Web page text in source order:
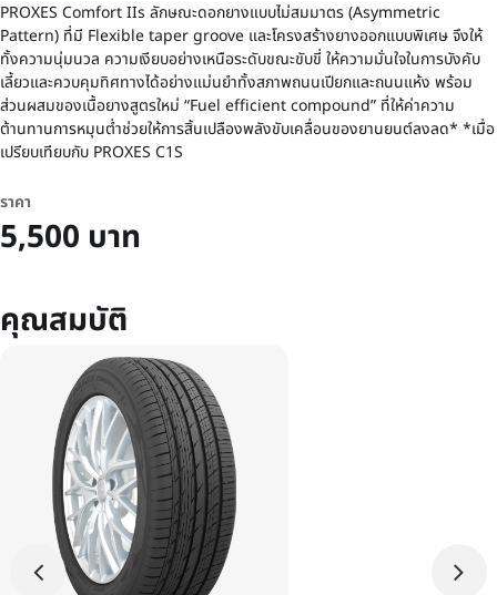
PROXES Comfort IIs ลักษณะดอกยางแบบไม่สมมาตร (Asymmetric
Pattern) ที่มี Flexible taper groove และโครงสร้างยางออกแบบพิเศษ จึงให้
ทั้งความนุ่มนวล ความเงียบอย่างเหนือระดับขณะขับขี่ ให้ความมั่นใจในการบังคับ
เลี้ยวและควบคุมทิศทางได้อย่างแม่นยำทั้งสภาพถนนเปียกและถนนแห้ง พร้อม
ส่วนผสมของเนื้อยางสูตรใหม่ “Fuel efficient compound” ที่ให้ค่าความ
ต้านทานการหมุนต่ำช่วยให้การสิ้นเปลืองพลังขับเคลื่อนของยานยนต์ลงลด* *เมื่อ
เปรียบเทียบกับ PROXES C1S
ราคา
5,500 บาท
คุณสมบัติ